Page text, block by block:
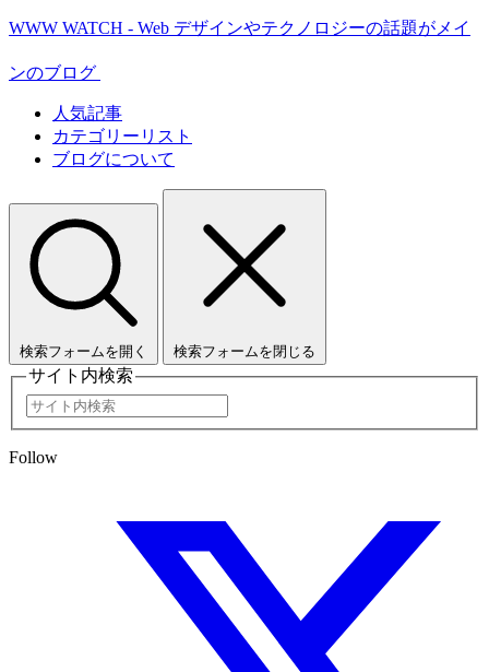
WWW WATCH - Web デザインやテクノロジーの話題がメイ
ンのブログ
人気記事
カテゴリーリスト
ブログについて
検索フォームを開く 検索フォームを閉じる
サイト内検索
Follow